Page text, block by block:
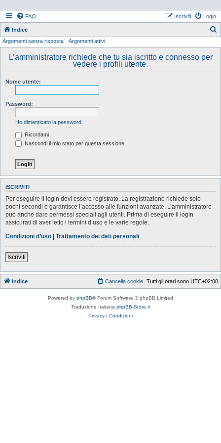
FAQ Login
Iscriviti
Indice
Argomenti senza risposta Argomenti attivi
L’amministratore richiede che tu sia iscritto e connesso per
vedere i profili utente.
Nome utente:
Password:
Ho dimenticato la password
Ricordami
Nascondi il mio stato per questa sessione
ISCRIVITI
Per eseguire il login devi essere registrato. La registrazione richiede solo
pochi secondi e garantisce l’accesso alle funzioni avanzate. L’amministratore
può anche dare permessi speciali agli utenti. Prima di eseguire il login
assicurati di aver letto i termini d’uso e le varie regole.
Condizioni d’uso | Trattamento dei dati personali
Iscriviti
Indice Tutti gli orari sono UTC+02:00
Cancella cookie
Powered by phpBB® Forum Software © phpBB Limited
Traduzione Italiana phpBB-Store.it
Privacy | Condizioni